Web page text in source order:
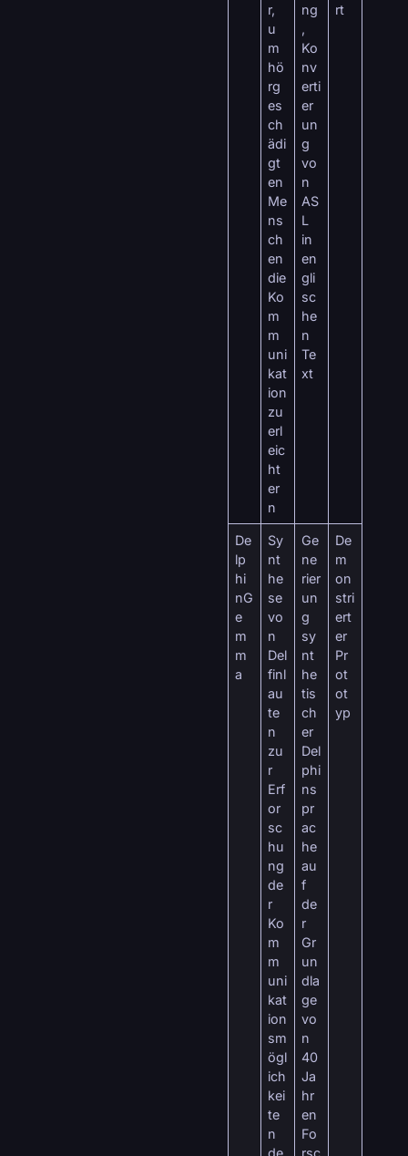
r,
u
m
hö
rg
es
ch
ädi
gt
en
Me
ns
ch
en
die
Ko
m
m
uni
kat
ion
zu
erl
eic
ht
er
n
ng
,
Ko
nv
erti
er
un
g
vo
n
AS
L
in
en
gli
sc
he
n
Te
xt
rt
De
lp
hi
nG
e
m
m
a
Sy
nt
he
se
vo
n
Del
finl
au
te
n
zu
r
Erf
or
sc
hu
ng
de
r
Ko
m
m
uni
kat
ion
sm
ögl
ich
kei
te
n
de
Ge
ne
rier
un
g
sy
nt
he
tis
ch
er
Del
phi
ns
pr
ac
he
au
f
de
r
Gr
un
dla
ge
vo
n
40
Ja
hr
en
Fo
rsc
De
m
on
stri
ert
er
Pr
ot
ot
yp